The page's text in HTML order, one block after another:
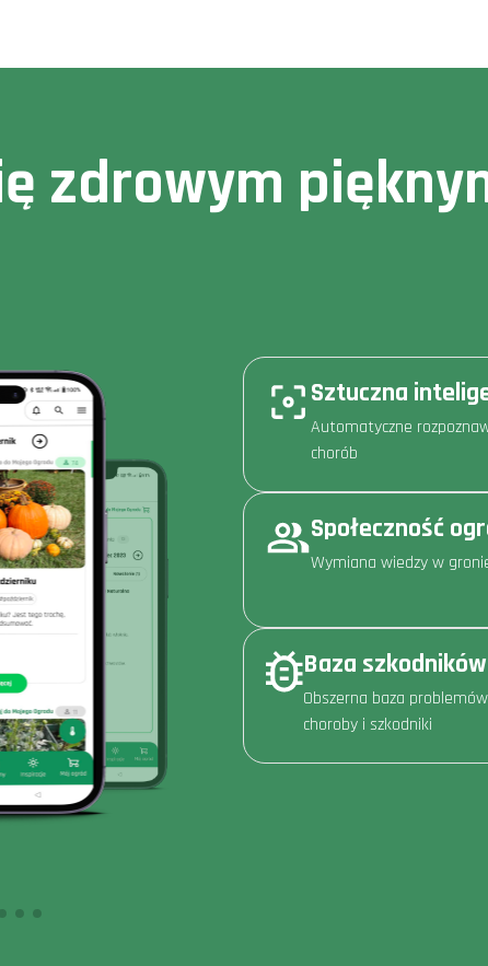
zdrowym
Sztuczna
Automatyczne
chorób
Społeczność
Wymiana wiedzy w
Baza
Obszerna baza
choroby i szkodniki